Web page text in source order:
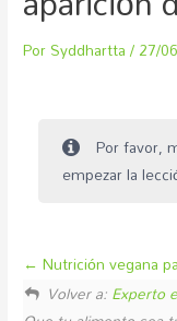
PorSyddhartta/27/
Por favor,
empezar la
Nutrición vegana
Volver a:Experto